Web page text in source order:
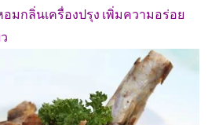
มกลิ่นเครื่องปรุง เพิ่มความอร่อย